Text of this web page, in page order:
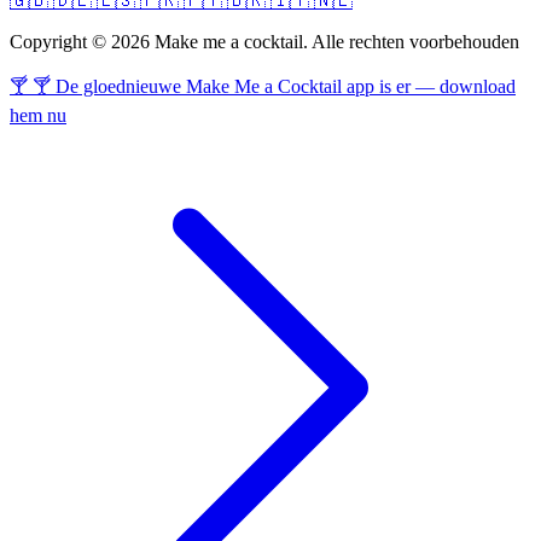
Copyright © 2026 Make me a cocktail. Alle rechten voorbehouden
🍸 🍸 De gloednieuwe Make Me a Cocktail app is er — download
hem nu